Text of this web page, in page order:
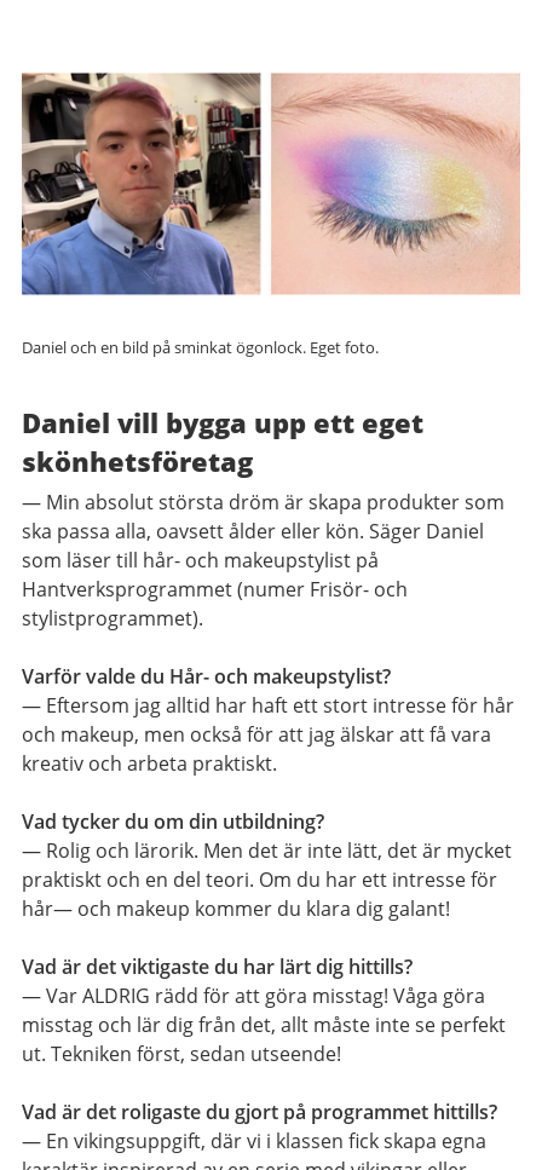
Daniel och en bild på sminkat ögonlock. Eget foto.
Daniel vill bygga upp ett eget
skönhetsföretag
— Min absolut största dröm är skapa produkter som
ska passa alla, oavsett ålder eller kön. Säger Daniel
som läser till hår- och makeupstylist på
Hantverksprogrammet (numer Frisör- och
stylistprogrammet).
Varför valde du Hår- och makeupstylist?
— Eftersom jag alltid har haft ett stort intresse för hår
och makeup, men också för att jag älskar att få vara
kreativ och arbeta praktiskt.
Vad tycker du om din utbildning?
— Rolig och lärorik. Men det är inte lätt, det är mycket
praktiskt och en del teori. Om du har ett intresse för
hår— och makeup kommer du klara dig galant!
Vad är det viktigaste du har lärt dig hittills?
— Var ALDRIG rädd för att göra misstag! Våga göra
misstag och lär dig från det, allt måste inte se perfekt
ut. Tekniken först, sedan utseende!
Vad är det roligaste du gjort på programmet hittills?
— En vikingsuppgift, där vi i klassen fick skapa egna